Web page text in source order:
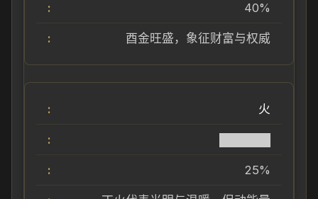
40%
酉金旺盛，象征财富与权威
火
25%